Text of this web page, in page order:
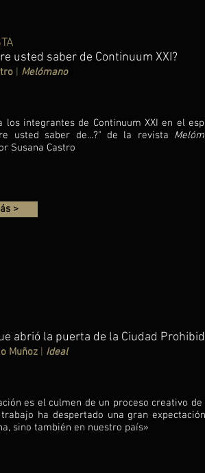
usted saber de Continuum XXI?
Melómano
los integrantes de Continuum XXI en el
usted saber de...?" de la revista
Susana Castro
>
abrió la puerta de la Ciudad
Muñoz
Ideal
es el culmen de un proceso creativo
trabajo ha despertado una gran
sino también en nuestro país»